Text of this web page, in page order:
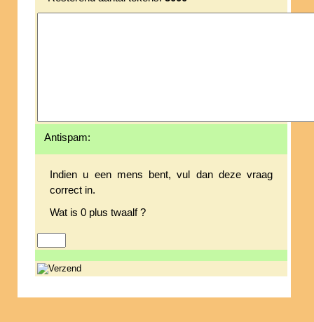
Antispam:
Indien u een mens bent, vul dan deze vraag
correct in.
Wat is 0 plus twaalf ?